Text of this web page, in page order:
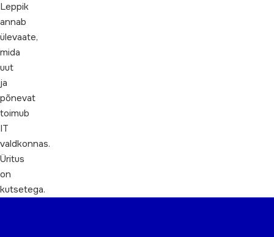
Leppik
annab
ülevaate,
mida
uut
ja
põnevat
toimub
IT
valdkonnas.
Üritus
on
kutsetega.